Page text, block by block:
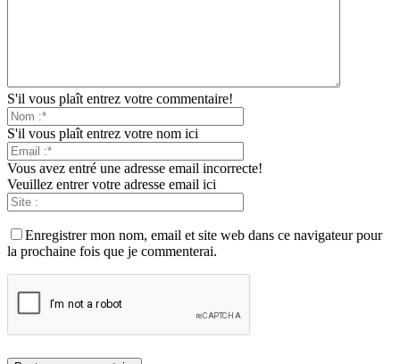
S'il vous plaît entrez votre commentaire!
S'il vous plaît entrez votre nom ici
Vous avez entré une adresse email incorrecte!
Veuillez entrer votre adresse email ici
Enregistrer mon nom, email et site web dans ce navigateur pour
la prochaine fois que je commenterai.